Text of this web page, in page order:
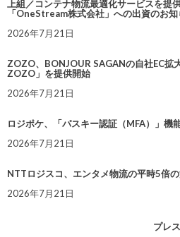
上組／コンテナ物流最適化サービスを提
「OneStream株式会社」への出資のお知
2026年7月21日
ZOZO、BONJOUR SAGANの自社EC
ZOZO」を提供開始
2026年7月21日
ロジポケ、「パスキー認証（MFA）」機
2026年7月21日
NTTロジスコ、エンタメ物流の平時5倍
2026年7月21日
プレ